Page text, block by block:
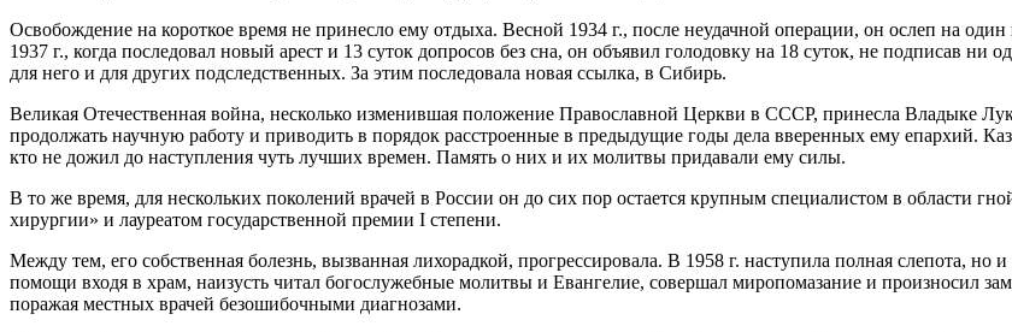
Освобождение на короткое время не принесло ему отдыха. Весной 1934 г., после неудачной операции, он ослеп на
1937 г., когда последовал новый арест и 13 суток допросов без сна, он объявил голодовку на 18 суток, не подписав
для него и для других подследственных. За этим последовала новая ссылка, в Сибирь.
Великая Отечественная война, несколько изменившая положение Православной Церкви в СССР, принесла Владыке
продолжать научную работу и приводить в порядок расстроенные в предыдущие годы дела вверенных ему епархий.
кто не дожил до наступления чуть лучших времен. Память о них и их молитвы придавали ему силы.
В то же время, для нескольких поколений врачей в России он до сих пор остается крупным специалистом в области
хирургии» и лауреатом государственной премии I степени.
Между тем, его собственная болезнь, вызванная лихорадкой, прогрессировала. В 1958 г. наступила полная слепота,
помощи входя в храм, наизусть читал богослужебные молитвы и Евангелие, совершал миропомазание и произносил
поражая местных врачей безошибочными диагнозами.